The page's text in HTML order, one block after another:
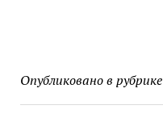
Опубликовано в рубрике